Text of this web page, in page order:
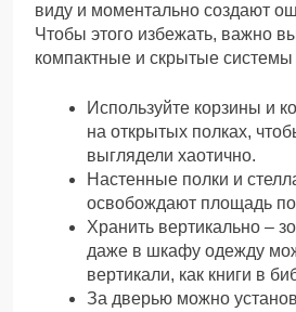
виду и моментально создают
Чтобы этого избежать, важно
компактные и скрытые системы
Используйте корзины и
на открытых полках,
выглядели хаотично.
Настенные полки и
освобождают площадь
Хранить вертикально –
даже в шкафу одежду
вертикали, как книги в
За дверью можно